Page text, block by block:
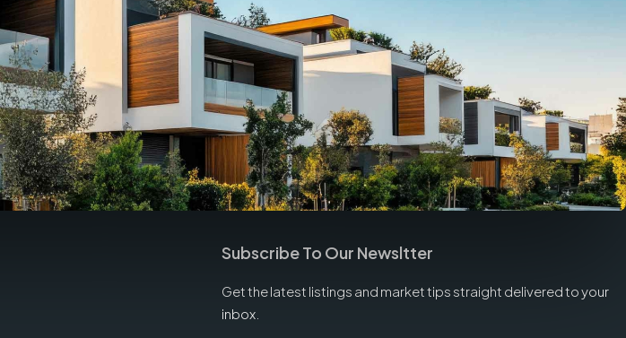
Subscribe To Our Newsltter
Get the latest listings and market tips straight delivered to your
inbox.